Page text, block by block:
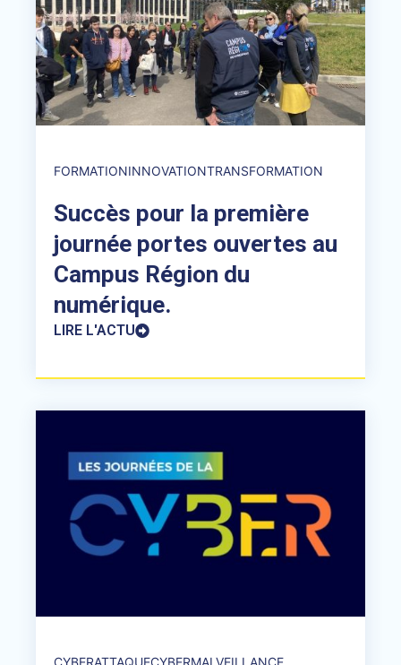
FORMATIONINNOVATIONTRANSFORMATION
Succès pour la première
journée portes ouvertes au
Campus Région du
numérique.
LIRE L'ACTU
CYBERATTAQUECYBERMALVEILLANCE